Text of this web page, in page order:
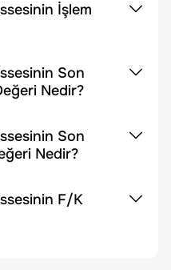
İşlem
Son
Nedir?
Son
Nedir?
F/K